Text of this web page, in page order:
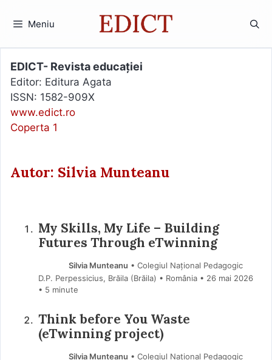
Meniu
EDICT- Revista educației
Editor: Editura Agata
ISSN: 1582-909X
www.edict.ro
Coperta 1
Autor: Silvia Munteanu
My Skills, My Life – Building
Futures Through eTwinning
Silvia Munteanu • Colegiul Național Pedagogic
D.P. Perpessicius, Brăila (Brăila) • România
26 mai 2026
• 5 minute
Think before You Waste
(eTwinning project)
Silvia Munteanu • Colegiul Național Pedagogic